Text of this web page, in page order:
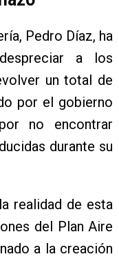
Pedro Díaz, ha
a los
un total de
por el gobierno
no encontrar
durante su
realidad de esta
del Plan Aire
a la creación